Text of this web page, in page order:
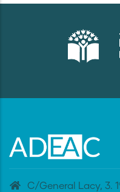
C/General Lacy, 3.